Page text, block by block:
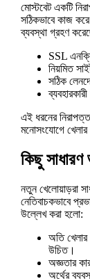
মোস্টবেট একটি
সঠিকভাবে কাজ
ব্যবস্থা গ্রহণ
SSL
নিয়মিত
সঠিক
ব্যবহারকারী
এই ধরনের
মনোসংযোগে খেলার
কিছু সাধারণ
নতুন খেলোয়াড়রা
নেতিবাচকভাবে
উল্লেখ করা হলো:
অতি খেলার
উচিত।
অজ্ঞতার
অর্থের